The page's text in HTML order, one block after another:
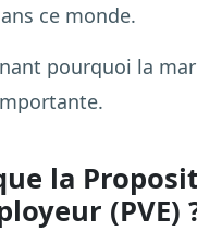
ce monde.
pourquoi la
la
(PVE)